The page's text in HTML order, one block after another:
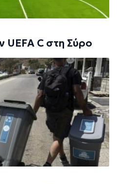
C στη Σύρο